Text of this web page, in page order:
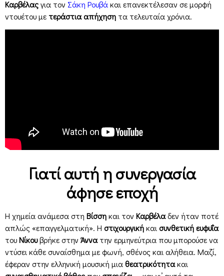
Καρβέλαςγια τον Σάκη Ρουβάκαι επανεκτέλεσαν σε μορφή
ντουέτου με τεράστια απήχηση τα τελευταία χρόνια.
Γιατί αυτή η συνεργασία
άφησε εποχή
Η χημεία ανάμεσα στη Βίσσηκαι τον Καρβέλαδεν ήταν ποτέ
απλώς «επαγγελματική». Η στιχουργικήκαι συνθετική ευφυΐα
τουΝίκουβρήκε στην Άννατην ερμηνεύτρια που μπορούσε να
ντύσει κάθε συναίσθημα με φωνή, σθένος και αλήθεια. Μαζί,
έφεραν στην ελληνική μουσική μιαθεατρικότητακαι